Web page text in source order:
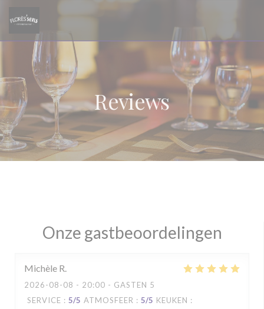
Reviews
Onze gastbeoordelingen
Michèle R
2026-08-08 - 20:00 - GASTEN 5
SERVICE : 5/5 ATMOSFEER : 5/5 KEUKEN :